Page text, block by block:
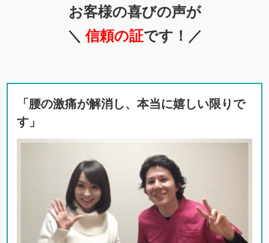
お客様の喜びの声が
＼ 信頼の証です！／
「腰の激痛が解消し、本当に嬉しい限りで
す」